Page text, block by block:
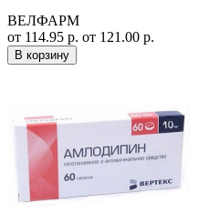
ВЕЛФАРМ
от 114.95 р. от 121.00 р.
В корзину